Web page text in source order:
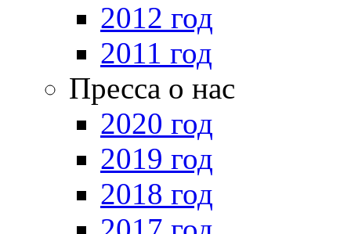
2012 год
2011 год
Пресса о нас
2020 год
2019 год
2018 год